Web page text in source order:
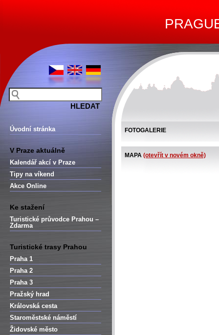
Úvodní stránka
V Praze aktuálně
Kalendář akcí v Praze
Tipy na víkend
Akce Online
Ke stažení
Turistické průvodce Prahou –
Zdarma
Turistické trasy Prahou
Praha 1
Praha 2
Praha 3
Pražský hrad
Královská cesta
Staroměstské náměstí
Židovské město
FOTOGALERIE
MAPA (otevřít v novém okně)